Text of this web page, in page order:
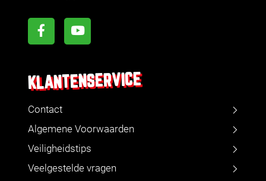
KLANTENSERVICE
Contact
Algemene Voorwaarden
Veiligheidstips
Veelgestelde vragen